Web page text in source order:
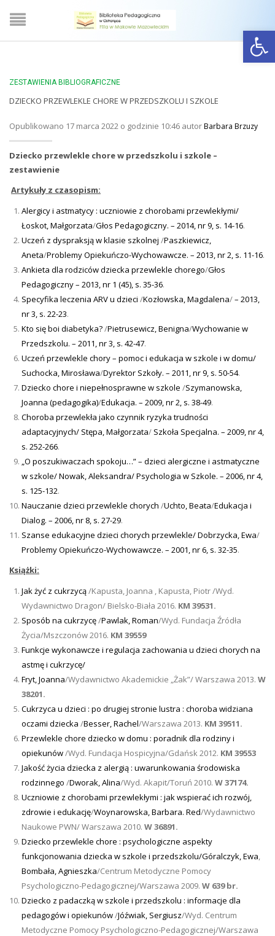
ZESTAWIENIA BIBLIOGRAFICZNE
DZIECKO PRZEWLEKLE CHORE W PRZEDSZKOLU I SZKOLE
Opublikowano 17 marca 2022 o godzinie 10:46 autorBarbara Brzuzy
Dziecko przewlekle chore w przedszkolu i szkole –
zestawienie
Artykuły z czasopism:
Alergicy i astmatycy : uczniowie z chorobami przewlekłymi/
Łoskot, Małgorzata/Głos Pedagogiczny. – 2014, nr 9, s. 14-16.
Uczeń z dyspraksją w klasie szkolnej /Paszkiewicz,
Aneta/Problemy Opiekuńczo-Wychowawcze. – 2013, nr 2, s. 11-16.
Ankieta dla rodziców dziecka przewlekle chorego/Głos
Pedagogiczny – 2013, nr 1 (45), s. 35-36.
Specyfika leczenia ARV u dzieci /Kozłowska, Magdalena/– 2013,
nr 3, s. 22-23.
Kto się boi diabetyka?/Pietrusewicz, Benigna/Wychowanie w
Przedszkolu. – 2011, nr 3, s. 42-47.
Uczeń przewlekle chory – pomoc i edukacja w szkole i w domu/
Suchocka, Mirosława/Dyrektor Szkoły. – 2011, nr 9, s. 50-54.
Dziecko chore i niepełnosprawne w szkole /Szymanowska,
Joanna (pedagogika)/Edukacja. – 2009, nr 2, s. 38-49.
Choroba przewlekła jako czynnik ryzyka trudności
adaptacyjnych/ Stępa, Małgorzata/ Szkoła Specjalna. – 2009, nr 4,
s. 252-266.
„O poszukiwaczach spokoju…” – dzieci alergiczne i astmatyczne
w szkole/Nowak, Aleksandra/Psychologia w Szkole. – 2006, nr 4,
s. 125-132.
Nauczanie dzieci przewlekle chorych /Uchto, Beata/Edukacja i
Dialog. – 2006, nr 8, s. 27-29.
Szanse edukacyjne dzieci chorych przewlekle/Dobrzycka, Ewa/
Problemy Opiekuńczo-Wychowawcze. – 2001, nr 6, s. 32-35.
Książki:
Jak żyć z cukrzycą/Kapusta, Joanna , Kapusta, Piotr /Wyd.
Wydawnictwo Dragon/ Bielsko-Biała 2016. KM 39531.
Sposób na cukrzycę/Pawlak, Roman/Wyd. Fundacja Źródła
Życia/Mszczonów 2016. KM 39559
Funkcje wykonawcze i regulacja zachowania u dzieci chorych na
astmę i cukrzycę/
Fryt, Joanna/Wydawnictwo Akademickie „Żak”/ Warszawa 2013. W
38201.
Cukrzyca u dzieci : po drugiej stronie lustra : choroba widziana
oczami dziecka /Besser, Rachel/Warszawa 2013. KM 39511.
Przewlekle chore dziecko w domu : poradnik dla rodziny i
opiekunów/Wyd. Fundacja Hospicyjna/Gdańsk 2012. KM 39553
Jakość życia dziecka z alergią : uwarunkowania środowiska
rodzinnego /Dworak, Alina/Wyd. Akapit/Toruń 2010. W 37174.
Uczniowie z chorobami przewlekłymi : jak wspierać ich rozwój,
zdrowie i edukację/Woynarowska, Barbara. Red/Wydawnictwo
Naukowe PWN/ Warszawa 2010. W 36891.
Dziecko przewlekle chore : psychologiczne aspekty
funkcjonowania dziecka w szkole i przedszkolu/Góralczyk, Ewa,
Bombała, Agnieszka/Centrum Metodyczne Pomocy
Psychologiczno-Pedagogicznej/Warszawa 2009. W 639 br.
Dziecko z padaczką w szkole i przedszkolu : informacje dla
pedagogów i opiekunów/Jóźwiak, Sergiusz/Wyd. Centrum
Metodyczne Pomocy Psychologiczno-Pedagogicznej/Warszawa